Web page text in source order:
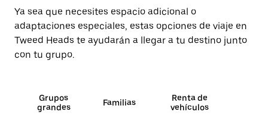
Ya sea que necesites espacio adicional o
adaptaciones especiales, estas opciones de viaje en
Tweed Heads te ayudarán a llegar a tu destino junto
con tu grupo.
Grupos
grandes
Familias
Renta de
vehículos